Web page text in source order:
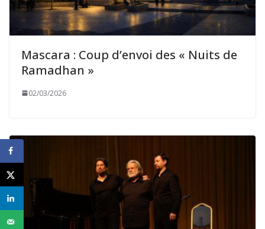
Mascara : Coup d’envoi des « Nuits de
Ramadhan »
02/03/2026